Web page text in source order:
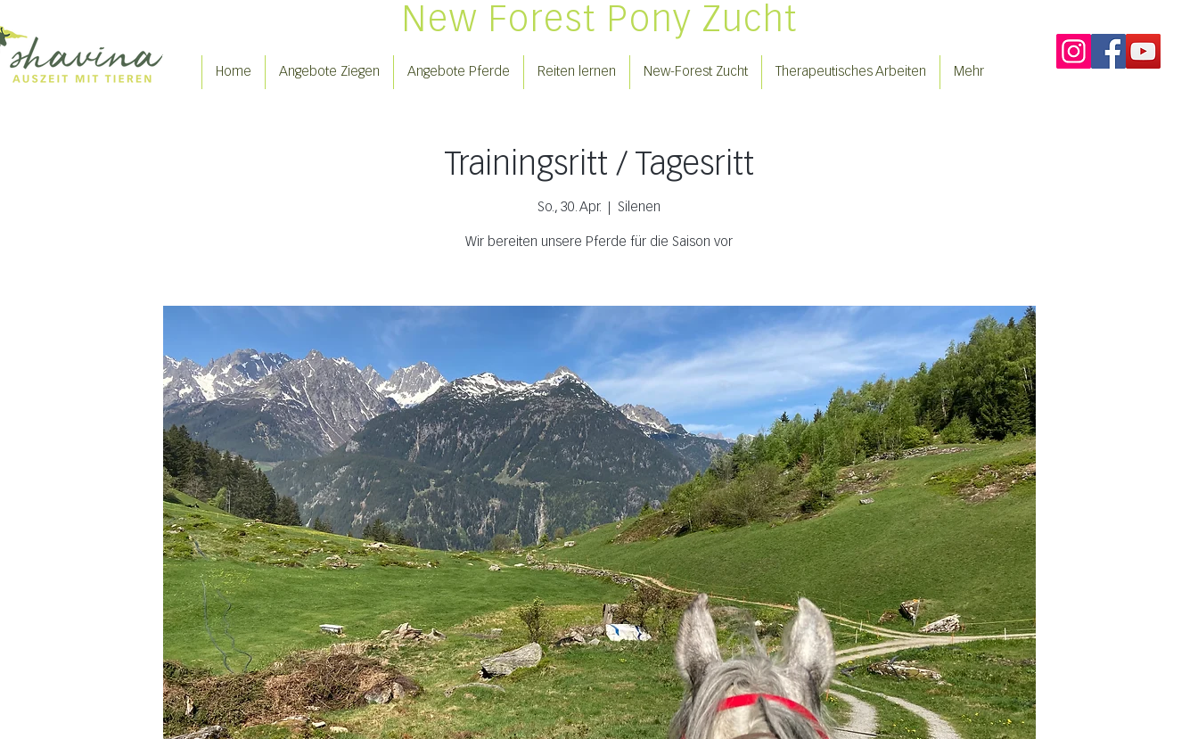
Home Angebote Ziegen Angebote Pferde Reiten lernen New-Forest Zucht Therapeutisches Arbeiten Mehr
New Forest Pony Zucht
Trainingsritt / Tagesritt
So., 30. Apr. Silenen
Wir bereiten unsere Pferde für die Saison vor